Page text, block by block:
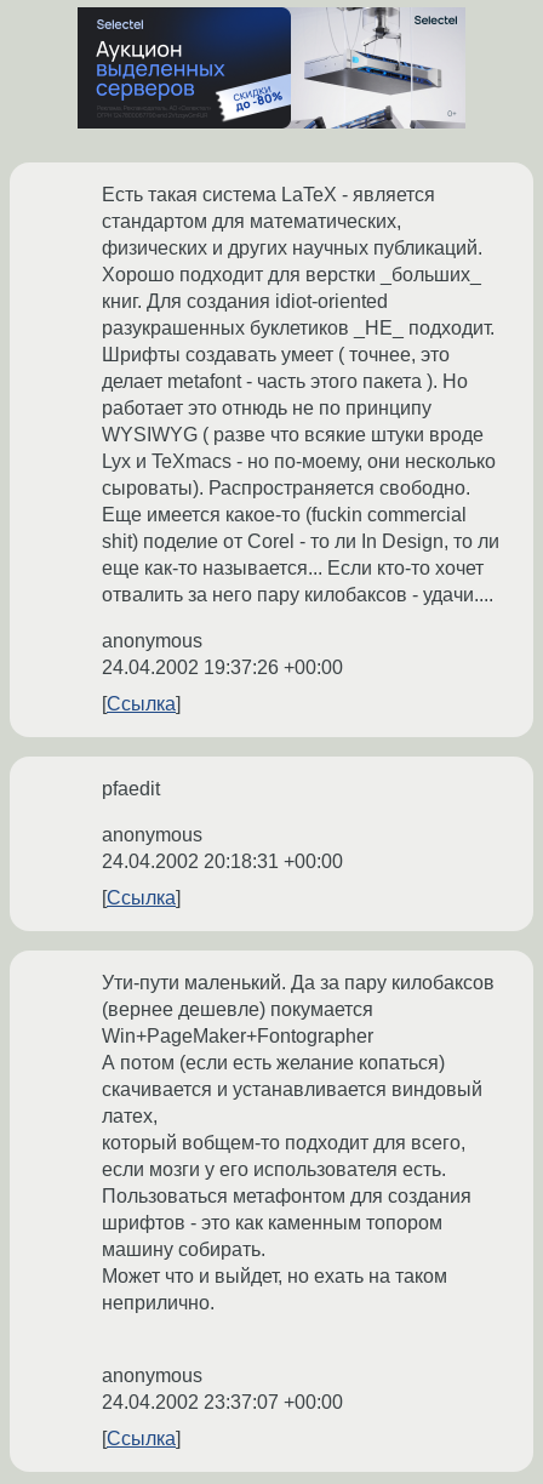
Есть такая система LaTeX - является
стандартом для математических,
физических и других научных публикаций.
Хорошо подходит для верстки _больших_
книг. Для создания idiot-oriented
разукрашенных буклетиков _НЕ_ подходит.
Шрифты создавать умеет ( точнее, это
делает metafont - часть этого пакета ). Но
работает это отнюдь не по принципу
WYSIWYG ( разве что всякие штуки вроде
Lyx и TeXmacs - но по-моему, они несколько
сыроваты). Распространяется свободно.
Еще имеется какое-то (fuckin commercial
shit) поделие от Corel - то ли In Design, то ли
еще как-то называется... Если кто-то хочет
отвалить за него пару килобаксов - удачи....
anonymous
24.04.2002 19:37:26 +00:00
Ссылка
pfaedit
anonymous
24.04.2002 20:18:31 +00:00
Ссылка
Ути-пути маленький. Да за пару килобаксов
(вернее дешевле) покумается
Win+PageMaker+Fontographer
А потом (если есть желание копаться)
скачивается и устанавливается виндовый
латех,
который вобщем-то подходит для всего,
если мозги у его использователя есть.
Пользоваться метафонтом для создания
шрифтов - это как каменным топором
машину собирать.
Может что и выйдет, но ехать на таком
неприлично.
anonymous
24.04.2002 23:37:07 +00:00
Ссылка